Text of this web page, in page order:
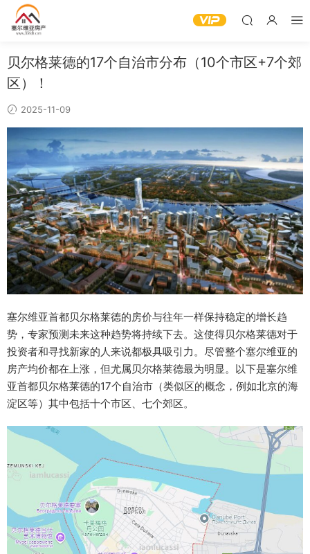
贝尔格莱德的17个自治市分布（10个市区+7个郊
区）！
2025-11-09
塞尔维亚首都贝尔格莱德的房价与往年一样保持稳定的增长趋
势，专家预测未来这种趋势将持续下去。这使得贝尔格莱德对于
投资者和寻找新家的人来说都极具吸引力。尽管整个塞尔维亚的
房产均价都在上涨，但尤属贝尔格莱德最为明显。以下是塞尔维
亚首都贝尔格莱德的17个自治市（类似区的概念，例如北京的海
淀区等）其中包括十个市区、七个郊区。